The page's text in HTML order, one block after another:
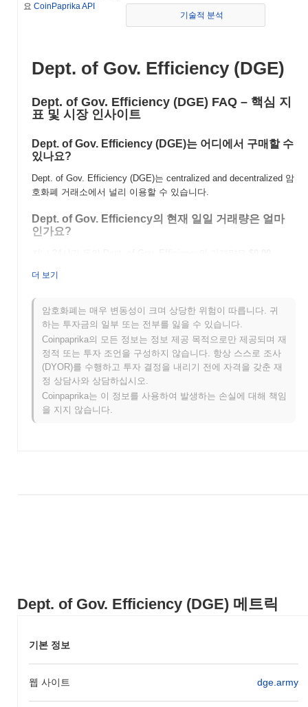
Dept. of Gov. Efficiency (DGE) 메트릭
기본 정보
웹 사이트 dge.army
요 CoinPaprika API
기술적 분석
Dept. of Gov. Efficiency (DGE)
Dept. of Gov. Efficiency (DGE) FAQ – 핵심 지
표 및 시장 인사이트
Dept. of Gov. Efficiency (DGE)는 어디에서 구매할 수
있나요?
Dept. of Gov. Efficiency (DGE)는 centralized and decentralized 암
호화폐 거래소에서 널리 이용할 수 있습니다.
Dept. of Gov. Efficiency의 현재 일일 거래량은 얼마
인가요?
Dept. of Gov. Efficiency의 가격 범위 기록은 무엇인
역대 최고가(ATH): $0.020821
역대 최저가(ATL):$0.00
Dept. of Gov. Efficiency는 현재 ATH보다 ~3.11%낮게 거래되고
있습니다 .
Dept. of Gov. Efficiency는 더 넓은 암호화폐 시장과
비교하여 어떤 성과를 내고 있나요?
더 보기
암호화폐는 매우 변동성이 크며 상당한 위험이 따릅니다. 귀
하는 투자금의 일부 또는 전부를 잃을 수 있습니다.
Coinpaprika의 모든 정보는 정보 제공 목적으로만 제공되며 재
정적 또는 투자 조언을 구성하지 않습니다. 항상 스스로 조사
(DYOR)를 수행하고 투자 결정을 내리기 전에 자격을 갖춘 재
정 상담사와 상담하십시오.
Coinpaprika는 이 정보를 사용하여 발생하는 손실에 대해 책임
을 지지 않습니다.